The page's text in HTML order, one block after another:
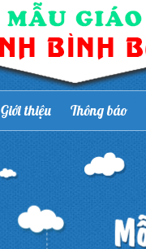
Giới thiệu Thông báo